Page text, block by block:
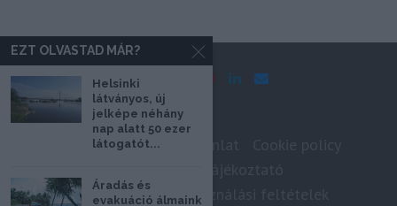
Impresszum Médiaajánlat
Szerzői jogok, felhasználási feltételek
EZT OLVASTAD MÁR?
Helsinki
látványos, új
jelképe néhány
nap alatt 50 ezer
látogatót...
Áradás és
evakuáció álmaink